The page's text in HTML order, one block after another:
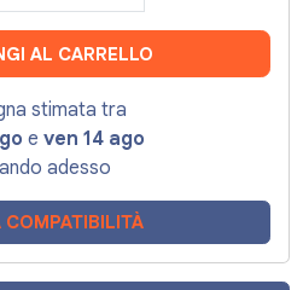
AL CARRELLO
stimata tra
e ven 14 ago
adesso
COMPATIBILITÀ